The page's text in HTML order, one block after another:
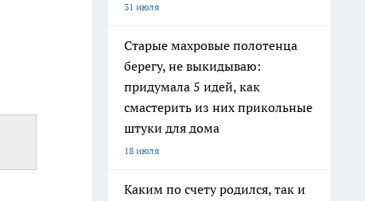
31 июля
Старые махровые полотенца
берегу, не выкидываю:
придумала 5 идей, как
смастерить из них прикольные
штуки для дома
18 июля
Каким по счету родился, так и